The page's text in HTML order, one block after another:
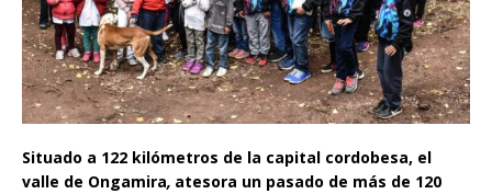
Situado a 122 kilómetros de la capital cordobesa, el
valle de Ongamira, atesora un pasado de más de 120